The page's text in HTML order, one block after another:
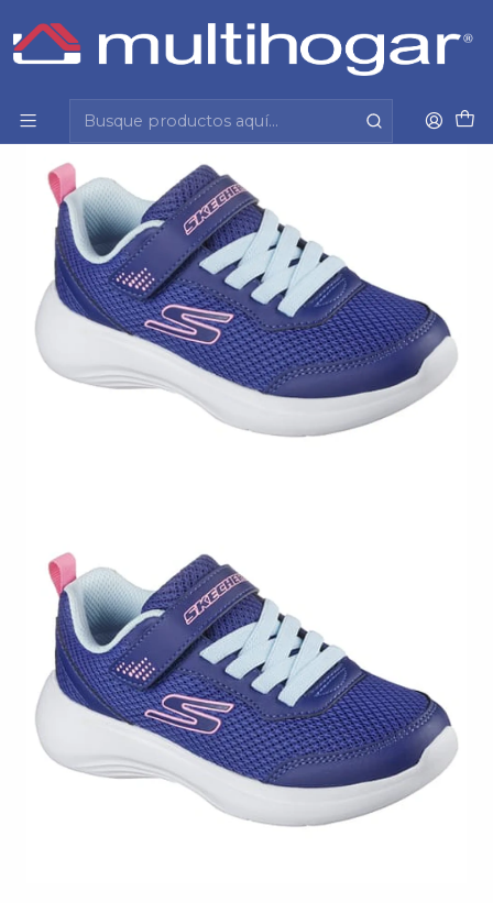
Inicio
Zapatilla
Zapatilla Niña Skechers 303573L-Nvy Navy